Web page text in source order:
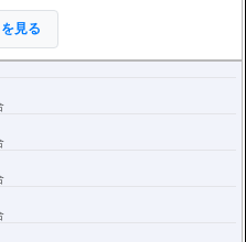
います。
ションのシートの場合、取付できま
なります。他社製品との組み合わせ
とができません。マニュアルを参考
ですが、これを理由に車検不適合と
備課に確認済み
見る